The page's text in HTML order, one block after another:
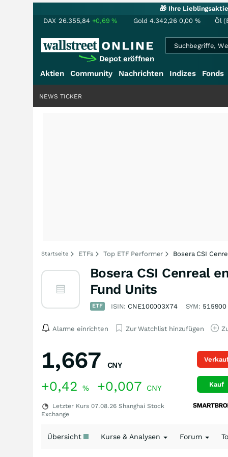
🎁 Ihre
DAX 26.355,84 +0,69% Gold 4.342,26 0,00 % Öl
Depot eröffnen
Aktien Community Nachrichten Indizes Fonds
NEWS TICKER
Startseite ETFs Top ETF Performer Bosera CSI
Bosera CSI Cenreal
Fund Units
ETF ISIN: CNE100003X74 SYM: 515900
Alarme einrichten Zur Watchlist hinzufügen
1,667 CNY
+0,42 % +0,007 CNY
Letzter Kurs 07.08.26 Shanghai Stock
Exchange
Kauf
Übersicht Kurse & Analysen Forum